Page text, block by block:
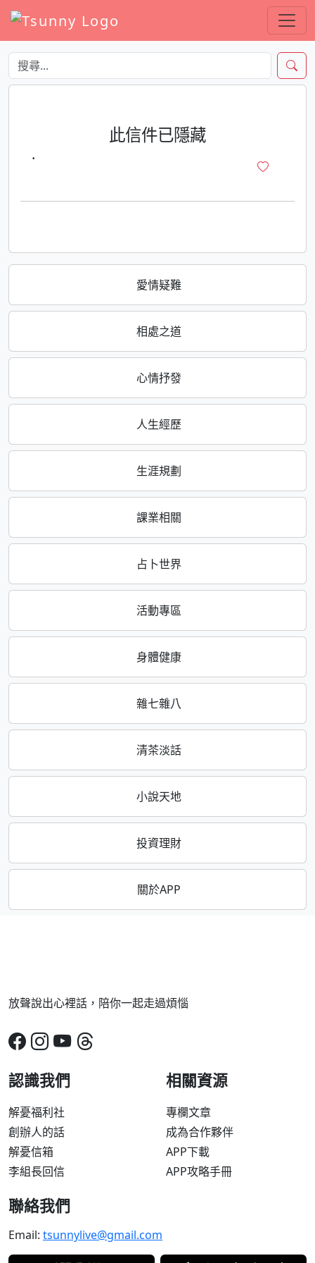
愛情疑難
相處之道
心情抒發
人生經歷
生涯規劃
課業相關
占卜世界
活動專區
身體健康
雜七雜八
清茶淡話
小說天地
投資理財
關於APP
此信件已隱藏
·
放聲說出心裡話，陪你一起走過煩惱
認識我們
解憂福利社
創辦人的話
解憂信箱
李組長回信
相關資源
專欄文章
成為合作夥伴
APP下載
APP攻略手冊
聯絡我們
Email: tsunnylive@gmail.com